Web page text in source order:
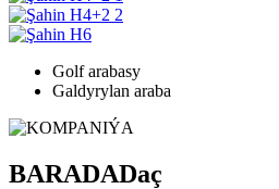
Golf arabasy
Galdyrylan araba
BARADADaç